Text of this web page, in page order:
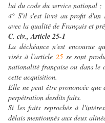
lui du code du service national ;
4° S'il s'est livré au profit d'un
avec la qualité de Français et
C. civ., Article 25-1
La déchéance n'est encourue
visés à l'article 25se sont
nationalité française ou dans le
cette acquisition.
Elle ne peut être prononcée
perpétration desdits faits.
Si les faits reprochés à
délais mentionnés aux deux